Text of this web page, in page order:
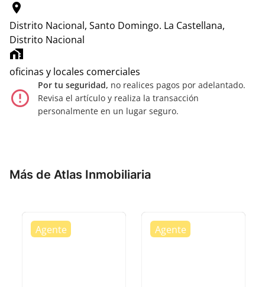
location_on
Distrito Nacional, Santo Domingo. La Castellana,
Distrito Nacional
home_work
oficinas y locales comerciales
error_outline
Por tu seguridad, no realices pagos por adelantado.
Revisa el artículo y realiza la transacción
personalmente en un lugar seguro.
Más de Atlas Inmobiliaria